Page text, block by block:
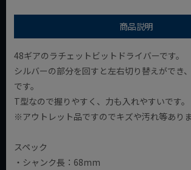
商品説明
48ギアのラチェットビットドライバーです。
シルバーの部分を回すと左右切り替えができ
です。
T型なので握りやすく、力も入れやすいです。
※アウトレット品ですのでキズや汚れ等ありま
スペック
・シャンク長：68mm